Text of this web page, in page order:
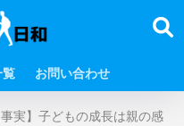
覧 お問い合わせ
事実】子どもの成長は親の感